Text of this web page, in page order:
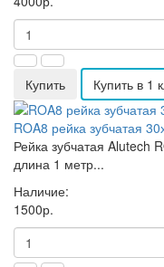
Купить Купить в 1
ROA8 рейка зубчатая
Рейка зубчатая Alutech
длина 1 метр...
Наличие:
1500р.